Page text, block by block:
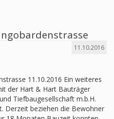
11.10.2016
11.10.2016 Ein weiteres
der Hart & Hart Bauträger
Tiefbaugesellschaft m.b.H.
Derzeit beziehen die Bewohner